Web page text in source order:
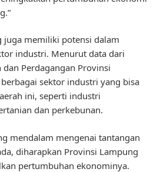
juga memiliki potensi dalam
industri. Menurut data dari
Perdagangan Provinsi
sektor industri yang bisa
ini, seperti industri
dan perkebunan.
mendalam mengenai tantangan
diharapkan Provinsi Lampung
pertumbuhan ekonominya.